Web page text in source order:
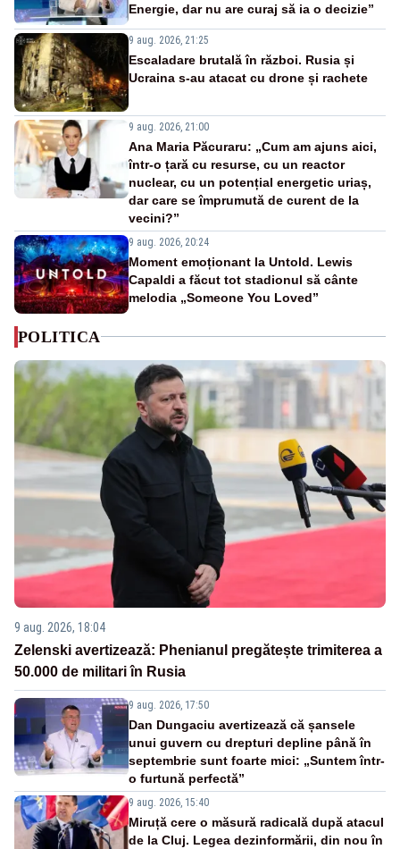
Energie, dar nu are curaj să ia o decizie”
9 aug. 2026, 21:25
Escaladare brutală în război. Rusia și
Ucraina s-au atacat cu drone și rachete
9 aug. 2026, 21:00
Ana Maria Păcuraru: „Cum am ajuns aici,
într-o țară cu resurse, cu un reactor
nuclear, cu un potențial energetic uriaș,
dar care se împrumută de curent de la
vecini?”
9 aug. 2026, 20:24
Moment emoționant la Untold. Lewis
Capaldi a făcut tot stadionul să cânte
melodia „Someone You Loved”
POLITICA
9 aug. 2026, 18:04
Zelenski avertizează: Phenianul pregătește trimiterea a
50.000 de militari în Rusia
9 aug. 2026, 17:50
Dan Dungaciu avertizează că șansele
unui guvern cu drepturi depline până în
septembrie sunt foarte mici: „Suntem într-
o furtună perfectă”
9 aug. 2026, 15:40
Miruță cere o măsură radicală după atacul
de la Cluj. Legea dezinformării, din nou în